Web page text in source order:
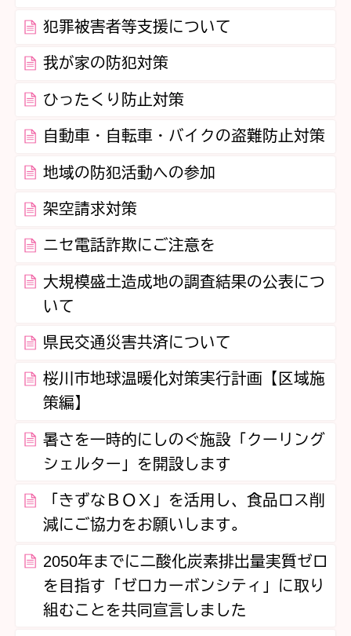
犯罪被害者等支援について
我が家の防犯対策
ひったくり防止対策
自動車・自転車・バイクの盗難防止対策
地域の防犯活動への参加
架空請求対策
ニセ電話詐欺にご注意を
大規模盛土造成地の調査結果の公表につ
いて
県民交通災害共済について
桜川市地球温暖化対策実行計画【区域施
策編】
暑さを一時的にしのぐ施設「クーリング
シェルター」を開設します
「きずなＢＯＸ」を活用し、食品ロス削
減にご協力をお願いします。
2050年までに二酸化炭素排出量実質ゼロ
を目指す「ゼロカーボンシティ」に取り
組むことを共同宣言しました